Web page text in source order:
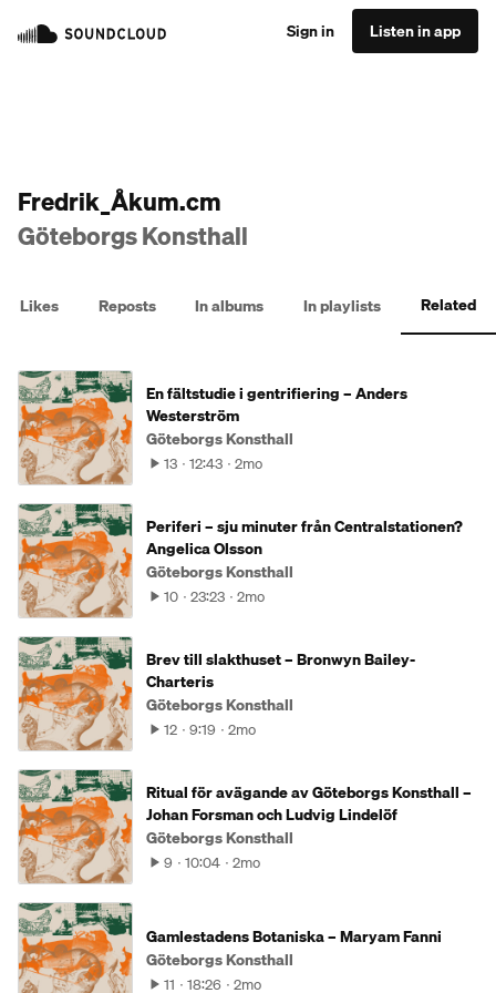
Sign in Listen in app
Fredrik_Åkum.cm
Göteborgs Konsthall
Likes Reposts In albums In playlists Related
En fältstudie i gentrifiering – Anders
Westerström
Göteborgs Konsthall
13 12:43 2mo
Periferi – sju minuter från Centralstationen?
Angelica Olsson
Göteborgs Konsthall
10 23:23 2mo
Brev till slakthuset – Bronwyn Bailey-
Charteris
Göteborgs Konsthall
12 9:19 2mo
Ritual för avägande av Göteborgs Konsthall –
Johan Forsman och Ludvig Lindelöf
Göteborgs Konsthall
9 10:04 2mo
Gamlestadens Botaniska – Maryam Fanni
Göteborgs Konsthall
11 18:26 2mo